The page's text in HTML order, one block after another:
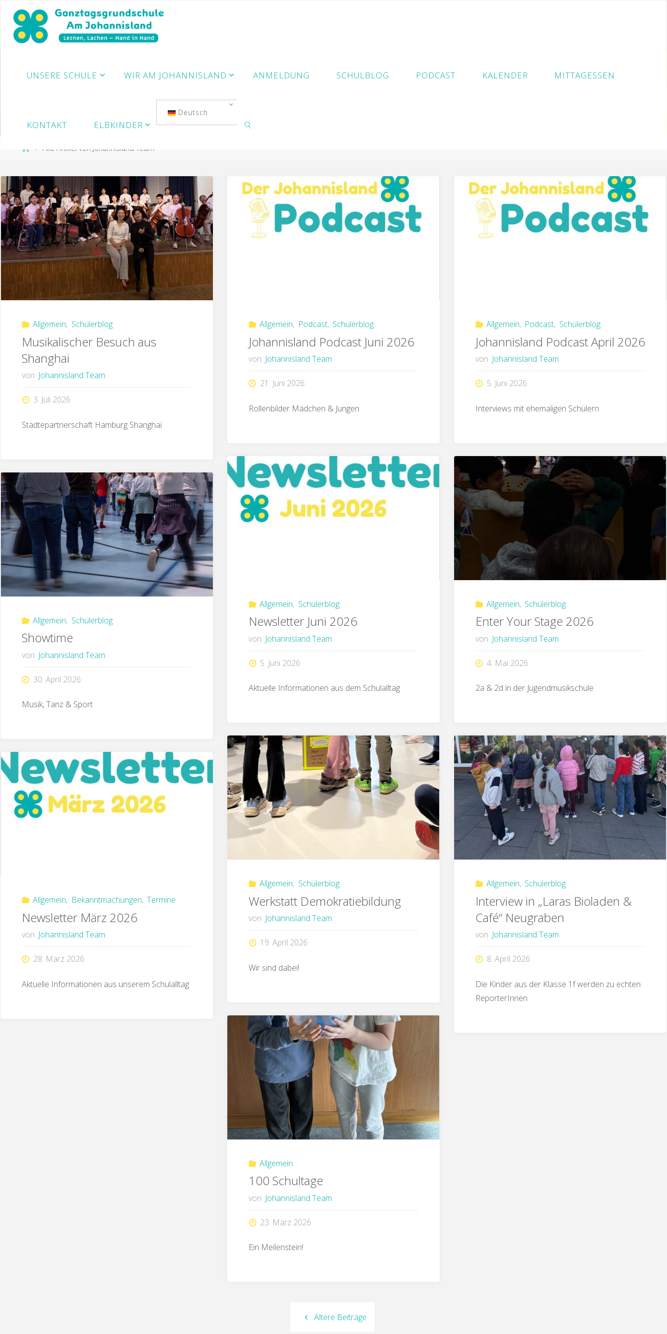
Inhalt
springen
UNSERE SCHULE WIR AM JOHANNISLAND ANMELDUNG SCHULBLOG PODCAST KALENDER MITTAGESSEN
KONTAKT ELBKINDER
Deutsch
StartAlle Artikel von Johannisland Team
Allgemein, Schülerblog
Musikalischer Besuch aus
Shanghai
von Johannisland Team
3. Juli 2026
Städtepartnerschaft Hamburg Shanghai
Allgemein, Podcast, Schülerblog
Johannisland Podcast Juni 2026
von Johannisland Team
21. Juni 2026
Rollenbilder Mädchen & Jungen
Allgemein, Podcast, Schülerblog
Johannisland Podcast April 2026
von Johannisland Team
5. Juni 2026
Interviews mit ehemaligen Schülern
Allgemein, Schülerblog
Newsletter Juni 2026
von Johannisland Team
5. Juni 2026
Aktuelle Informationen aus dem Schulalltag
Allgemein, Schülerblog
Enter Your Stage 2026
von Johannisland Team
4. Mai 2026
2a & 2d in der Jugendmusikschule
Allgemein, Schülerblog
Showtime
von Johannisland Team
30. April 2026
Musik, Tanz & Sport
Allgemein, Schülerblog
Werkstatt Demokratiebildung
von Johannisland Team
19. April 2026
Wir sind dabei!
Allgemein, Schülerblog
Interview in „Laras Bioladen &
Café“ Neugraben
von Johannisland Team
8. April 2026
Die Kinder aus der Klasse 1f werden zu echten
ReporterInnen
Allgemein, Bekanntmachungen, Termine
Newsletter März 2026
von Johannisland Team
28. März 2026
Aktuelle Informationen aus unserem Schulalltag
Allgemein
100 Schultage
von Johannisland Team
23. März 2026
Ein Meilenstein!
Ältere Beiträge